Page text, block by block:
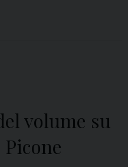
volume su